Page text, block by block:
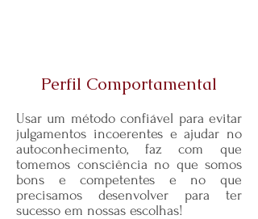
Perfil Comportamental
Usar um método confiável para evitar
julgamentos incoerentes e ajudar no
autoconhecimento, faz com que
tomemos consciência no que somos
bons e competentes e no que
precisamos desenvolver para ter
sucesso em nossas escolhas!